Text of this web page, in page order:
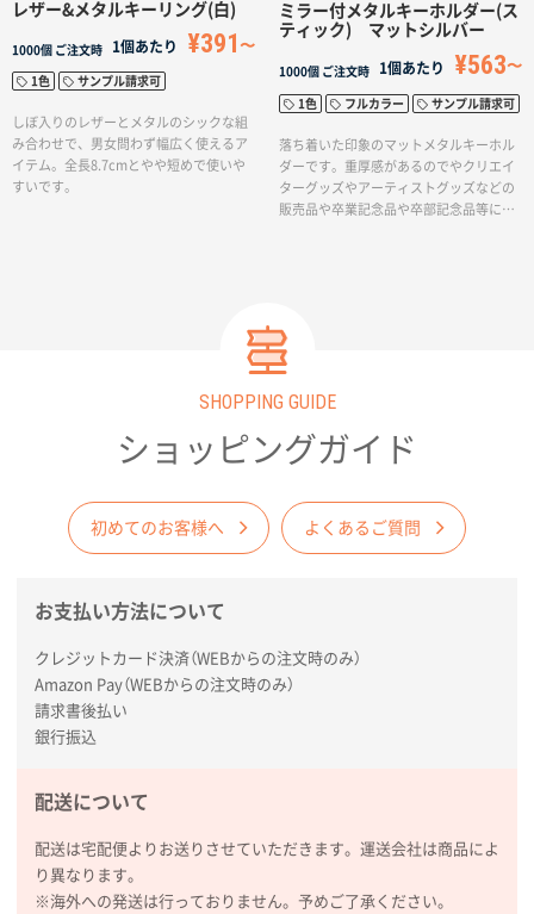
レザー&メタルキーリング(白)
1000個 ご注文時 1個あたり ¥391
1色 サンプル請求可
しぼ入りのレザーとメタルのシックな組
み合わせで、男女問わず幅広く使えるア
イテム。全長8.7cmとやや短めで使いや
すいです。
ミラー付メタルキーホルダー(ス
ティック) マットシルバー
1000個 ご注文時 1個あたり ¥563
1色 フルカラー サンプル請求可
落ち着いた印象のマットメタルキーホル
ダーです。重厚感があるのでやクリエイ
ターグッズやアーティストグッズなどの
販売品や卒業記念品や卒部記念品等にオ
SHOPPING GUIDE
ショッピングガイド
初めてのお客様へ よくあるご質問
お支払い方法について
クレジットカード決済（WEBからの注文時のみ）
Amazon Pay（WEBからの注文時のみ）
請求書後払い
銀行振込
配送について
配送は宅配便よりお送りさせていただきます。運送会社は商品によ
り異なります。
※海外への発送は行っておりません。予めご了承ください。